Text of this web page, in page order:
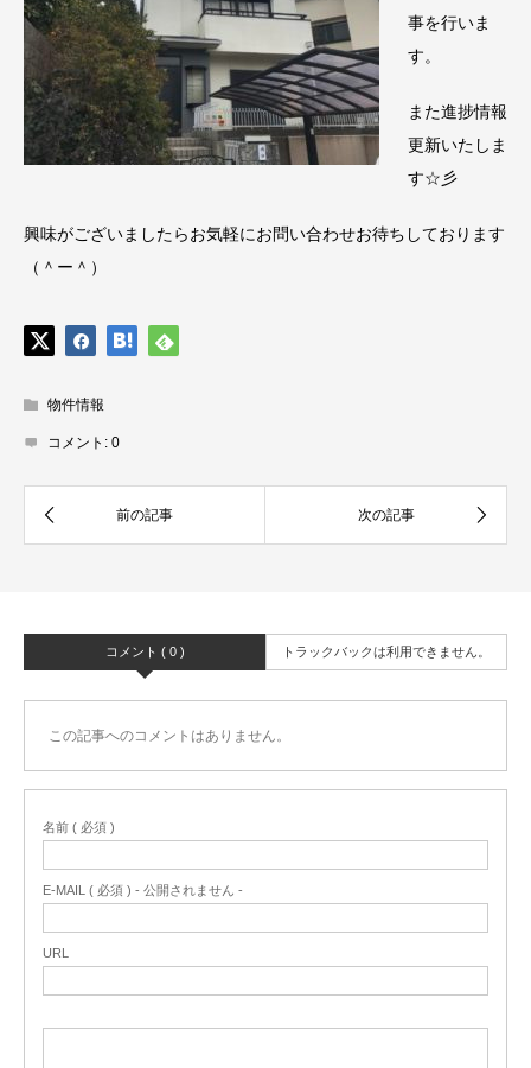
事を行いま
す。
また進捗情報
更新いたしま
す☆彡
興味がございましたらお気軽にお問い合わせお待ちしております
（＾ー＾）
物件情報
コメント: 0
コメント ( 0 ) トラックバックは利用できません。
この記事へのコメントはありません。
名前 ( 必須 )
E-MAIL ( 必須 ) - 公開されません -
URL